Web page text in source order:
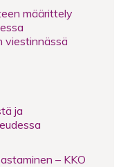
määrittely
viestinnässä
ja
– KKO